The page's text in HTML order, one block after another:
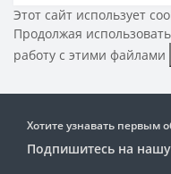
Этот сайт использует
Продолжая
работу с этими файлами
Хотите узнавать первым
Подпишитесь на